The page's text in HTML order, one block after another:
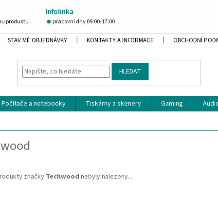
Infolinka
produktu pracovní dny 09:00-17:00
STAV MÉ OBJEDNÁVKY KONTAKTY A INFORMACE OBCHODNÍ
HLEDAT
Počítače a notebooky Tiskárny a skenery Gaming
značky Techwood nebyly nalezeny...